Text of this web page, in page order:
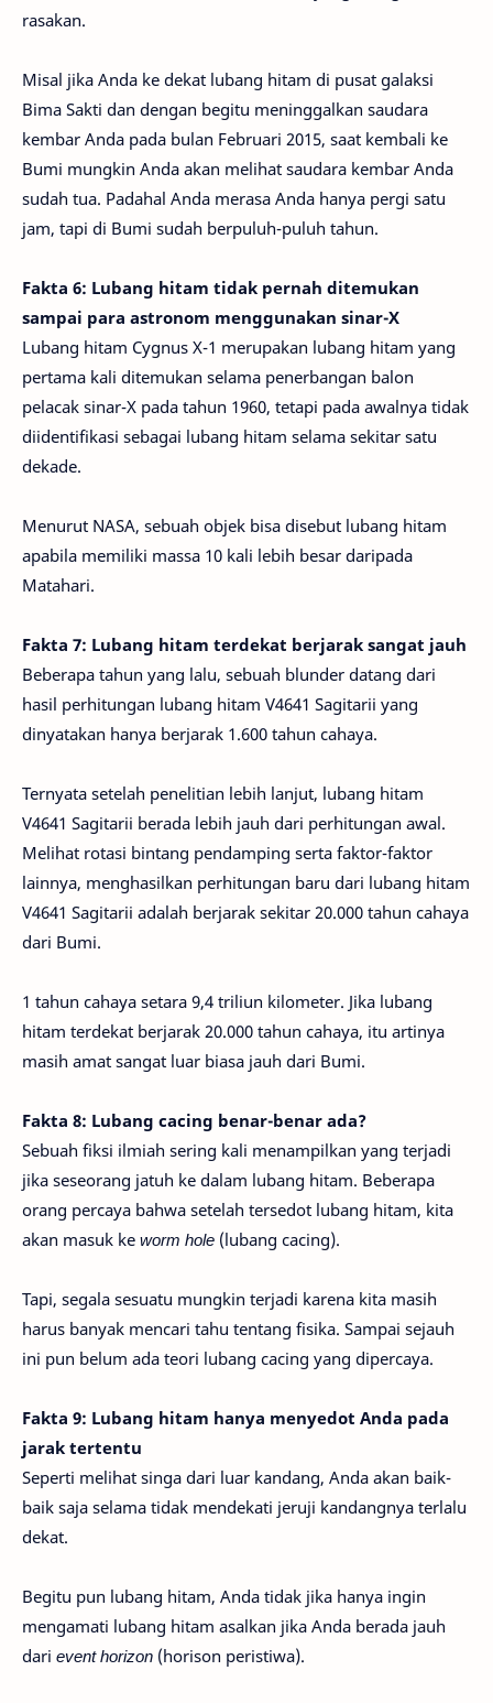
rasakan.
Misal jika Anda ke dekat lubang hitam di pusat galaksi
Bima Sakti dan dengan begitu meninggalkan saudara
kembar Anda pada bulan Februari 2015, saat kembali ke
Bumi mungkin Anda akan melihat saudara kembar Anda
sudah tua. Padahal Anda merasa Anda hanya pergi satu
jam, tapi di Bumi sudah berpuluh-puluh tahun.
Fakta 6: Lubang hitam tidak pernah ditemukan
sampai para astronom menggunakan sinar-X
Lubang hitam Cygnus X-1 merupakan lubang hitam yang
pertama kali ditemukan selama penerbangan balon
pelacak sinar-X pada tahun 1960, tetapi pada awalnya tidak
diidentifikasi sebagai lubang hitam selama sekitar satu
dekade.
Menurut NASA, sebuah objek bisa disebut lubang hitam
apabila memiliki massa 10 kali lebih besar daripada
Matahari.
Fakta 7: Lubang hitam terdekat berjarak sangat jauh
Beberapa tahun yang lalu, sebuah blunder datang dari
hasil perhitungan lubang hitam V4641 Sagitarii yang
dinyatakan hanya berjarak 1.600 tahun cahaya.
Ternyata setelah penelitian lebih lanjut, lubang hitam
V4641 Sagitarii berada lebih jauh dari perhitungan awal.
Melihat rotasi bintang pendamping serta faktor-faktor
lainnya, menghasilkan perhitungan baru dari lubang hitam
V4641 Sagitarii adalah berjarak sekitar 20.000 tahun cahaya
dari Bumi.
1 tahun cahaya setara 9,4 triliun kilometer. Jika lubang
hitam terdekat berjarak 20.000 tahun cahaya, itu artinya
masih amat sangat luar biasa jauh dari Bumi.
Fakta 8: Lubang cacing benar-benar ada?
Sebuah fiksi ilmiah sering kali menampilkan yang terjadi
jika seseorang jatuh ke dalam lubang hitam. Beberapa
orang percaya bahwa setelah tersedot lubang hitam, kita
akan masuk ke worm hole (lubang cacing).
Tapi, segala sesuatu mungkin terjadi karena kita masih
harus banyak mencari tahu tentang fisika. Sampai sejauh
ini pun belum ada teori lubang cacing yang dipercaya.
Fakta 9: Lubang hitam hanya menyedot Anda pada
jarak tertentu
Seperti melihat singa dari luar kandang, Anda akan baik-
baik saja selama tidak mendekati jeruji kandangnya terlalu
dekat.
Begitu pun lubang hitam, Anda tidak jika hanya ingin
mengamati lubang hitam asalkan jika Anda berada jauh
dari event horizon (horison peristiwa).